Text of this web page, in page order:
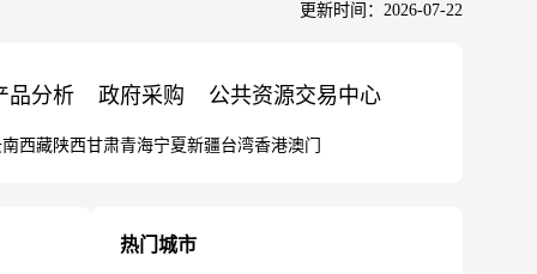
更新时间：2026-07-22
品分析 政府采购 公共资源交易中心
西藏陕西甘肃青海宁夏新疆台湾香港澳门
热门城市